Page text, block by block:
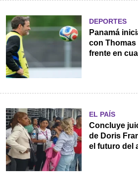
DEPORTES
Panamá
con Thomas
frente en
EL PAÍS
Concluye
de Doris
el futuro del